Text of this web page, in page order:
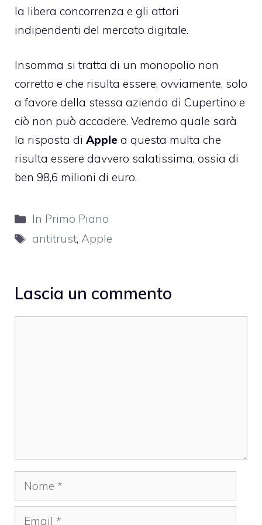
la libera concorrenza e gli attori
indipendenti del mercato digitale.
Insomma si tratta di un monopolio non
corretto e che risulta essere, ovviamente, solo
a favore della stessa azienda di Cupertino e
ciò non può accadere. Vedremo quale sarà
la risposta di Apple a questa multa che
risulta essere davvero salatissima, ossia di
ben 98,6 milioni di euro.
Categorie
In Primo Piano
Tag
antitrust,Apple
Lascia un commento
Nome
Email